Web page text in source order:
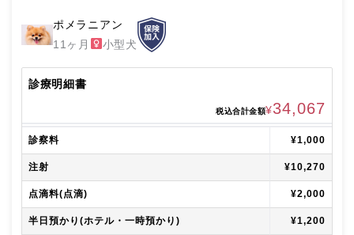
ポメラニアン
11ヶ月
小型犬
診療明細書
税込合計金額¥34,067
診察料 ¥1,000
注射 ¥10,270
点滴料(点滴) ¥2,000
半日預かり(ホテル・一時預かり) ¥1,200